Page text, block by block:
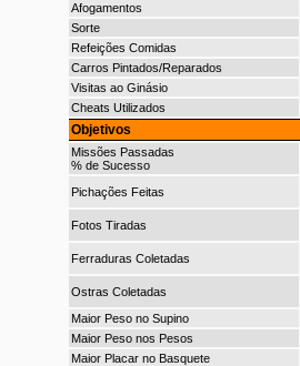
Afogamentos
Sorte
Refeições Comidas
Carros Pintados/Reparados
Visitas ao Ginásio
Cheats Utilizados
Objetivos
Missões Passadas
% de Sucesso
Pichações Feitas
Fotos Tiradas
Ferraduras Coletadas
Ostras Coletadas
Maior Peso no Supino
Maior Peso nos Pesos
Maior Placar no Basquete